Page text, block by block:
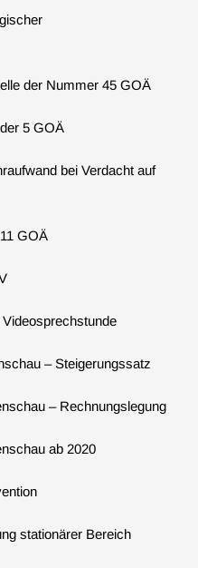
der Nummer 45 GOÄ
5 GOÄ
bei Verdacht auf
GOÄ
– Steigerungssatz
– Rechnungslegung
ab 2020
stationärer Bereich